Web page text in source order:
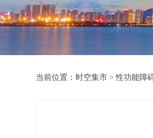
当前位置： 时空集市 >性功能障